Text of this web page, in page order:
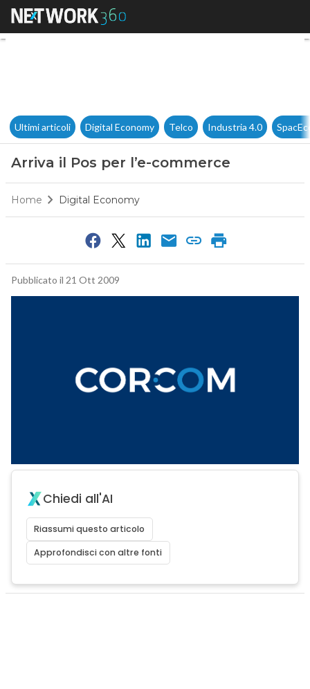
Arriva il Pos per l’e-
Ultimi articoli Digital Economy Telco Industria 4.0
Arriva il Pos per l’e-commerce
Home Digital Economy
Pubblicato il 21 Ott 2009
Chiedi all'AI
Riassumi questo articolo
Approfondisci con altre fonti